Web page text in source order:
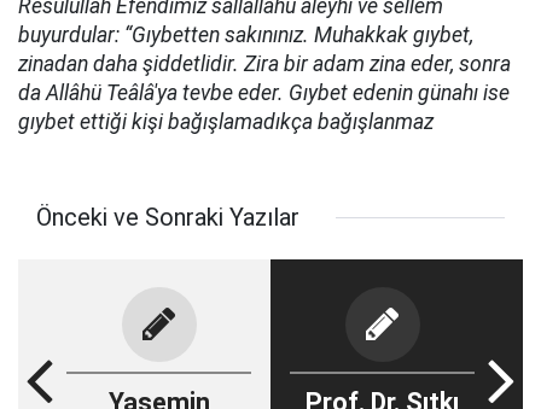
Resulullah Efendimiz sallallâhü aleyhi ve sellem
buyurdular: “Gıybetten sakınınız. Muhakkak gıybet,
zinadan daha şiddetlidir. Zira bir adam zina eder, sonra
da Allâhü Teâlâ'ya tevbe eder. Gıybet edenin günahı ise
gıybet ettiği kişi bağışlamadıkça bağışlanmaz
Önceki ve Sonraki Yazılar
Yasemin
Prof. Dr. Sıtkı